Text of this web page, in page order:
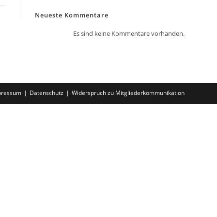
Neueste Kommentare
Es sind keine Kommentare vorhanden.
Datenschutz Widerspruch zu Mitgliederkommunikation